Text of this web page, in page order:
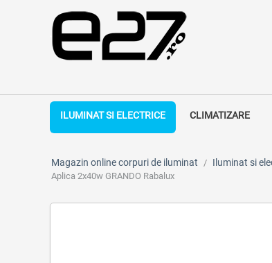
ILUMINAT SI ELECTRICE CLIMATIZARE
Magazin online corpuri de iluminat / Iluminat si
Aplica 2x40w GRANDO Rabalux